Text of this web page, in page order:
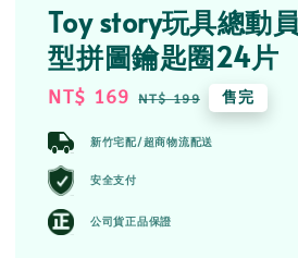
Toy story玩具總動
型拼圖鑰匙圈24片
Sale
NT$ 169 Regular
NT$ 199 售完
新竹宅配/超商物流配送
安全支付
公司貨正品保證